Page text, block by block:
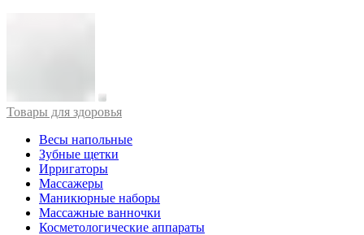
Товары для здоровья
Весы напольные
Зубные щетки
Ирригаторы
Массажеры
Маникюрные наборы
Массажные ванночки
Косметологические аппараты